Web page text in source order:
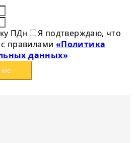
ПДн
Я подтверждаю, что
правилами «Политика
данных»